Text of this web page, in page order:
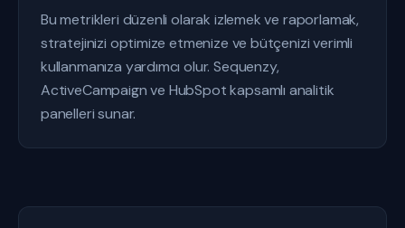
Bu metrikleri düzenli olarak izlemek ve raporlamak,
stratejinizi optimize etmenize ve bütçenizi verimli
kullanmanıza yardımcı olur. Sequenzy,
ActiveCampaign ve HubSpot kapsamlı analitik
panelleri sunar.